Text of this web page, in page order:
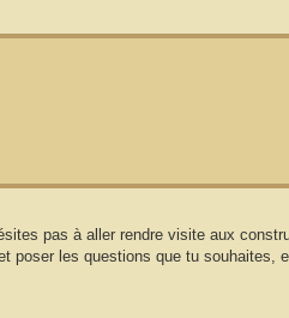
pas à aller rendre visite aux
poser les questions que tu souhaites,